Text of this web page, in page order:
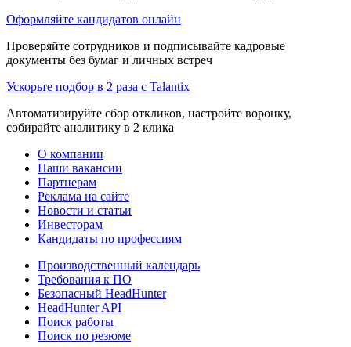
Оформляйте кандидатов онлайн
Проверяйте сотрудников и подписывайте кадровые
документы без бумаг и личных встреч
Ускорьте подбор в 2 раза с Talantix
Автоматизируйте сбор откликов, настройте воронку,
собирайте аналитику в 2 клика
О компании
Наши вакансии
Партнерам
Реклама на сайте
Новости и статьи
Инвесторам
Кандидаты по профессиям
Производственный календарь
Требования к ПО
Безопасный HeadHunter
HeadHunter API
Поиск работы
Поиск по резюме